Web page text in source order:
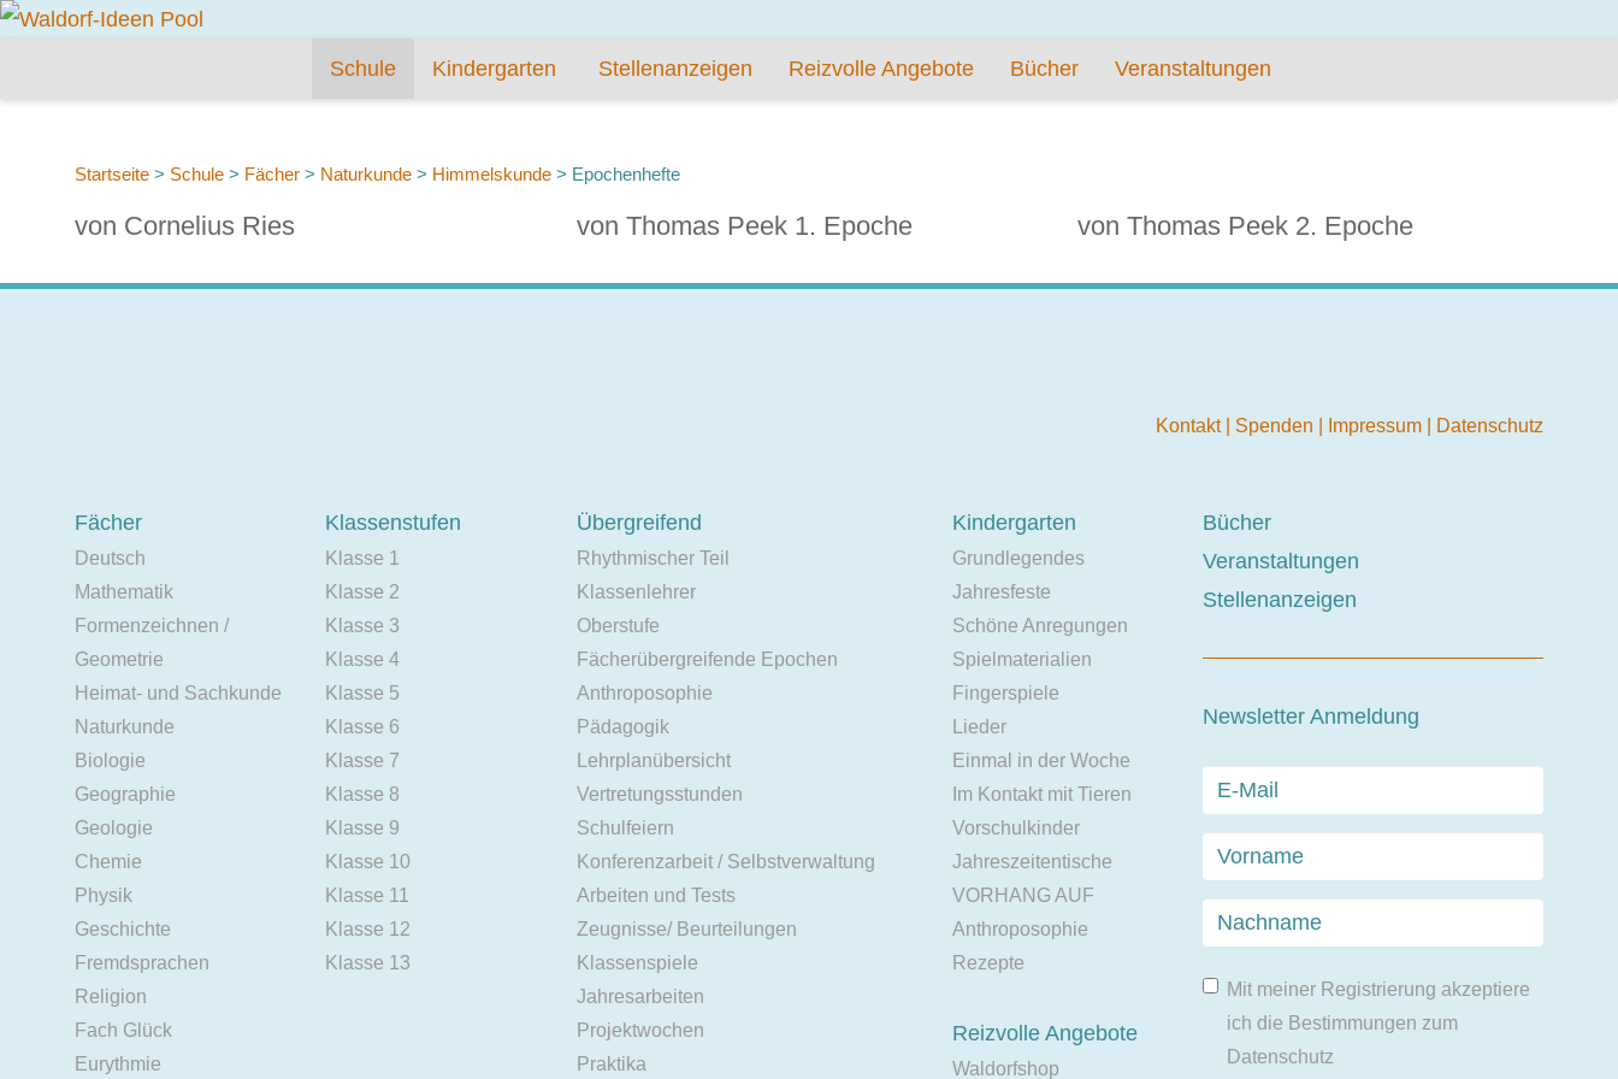
Schule Kindergarten Stellenanzeigen Reizvolle Angebote Bücher Veranstaltungen
Startseite > Schule > Fächer > Naturkunde > Himmelskunde > Epochenhefte
von Cornelius Ries von Thomas Peek 1. Epoche von Thomas Peek 2. Epoche
Kontakt Spenden Impressum Datenschutz
Fächer
Deutsch
Mathematik
Formenzeichnen /
Geometrie
Heimat- und Sachkunde
Naturkunde
Biologie
Geographie
Geologie
Chemie
Physik
Geschichte
Fremdsprachen
Religion
Fach Glück
Eurythmie
Klassenstufen
Klasse 1
Klasse 2
Klasse 3
Klasse 4
Klasse 5
Klasse 6
Klasse 7
Klasse 8
Klasse 9
Klasse 10
Klasse 11
Klasse 12
Klasse 13
Übergreifend
Rhythmischer Teil
Klassenlehrer
Oberstufe
Fächerübergreifende Epochen
Anthroposophie
Pädagogik
Lehrplanübersicht
Vertretungsstunden
Schulfeiern
Konferenzarbeit / Selbstverwaltung
Arbeiten und Tests
Zeugnisse/ Beurteilungen
Klassenspiele
Jahresarbeiten
Projektwochen
Praktika
Kindergarten
Grundlegendes
Jahresfeste
Schöne Anregungen
Spielmaterialien
Fingerspiele
Lieder
Einmal in der Woche
Im Kontakt mit Tieren
Vorschulkinder
Jahreszeitentische
VORHANG AUF
Anthroposophie
Rezepte
Reizvolle Angebote
Waldorfshop
Bücher
Veranstaltungen
Stellenanzeigen
Newsletter Anmeldung
Mit meiner Registrierung akzeptiere
ich die Bestimmungen zum
Datenschutz